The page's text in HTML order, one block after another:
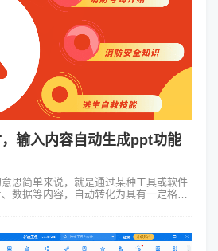
输入内容自动生成ppt功能
思简单来说，就是通过某种工具或软件
数据等内容，自动转化为具有一定格式